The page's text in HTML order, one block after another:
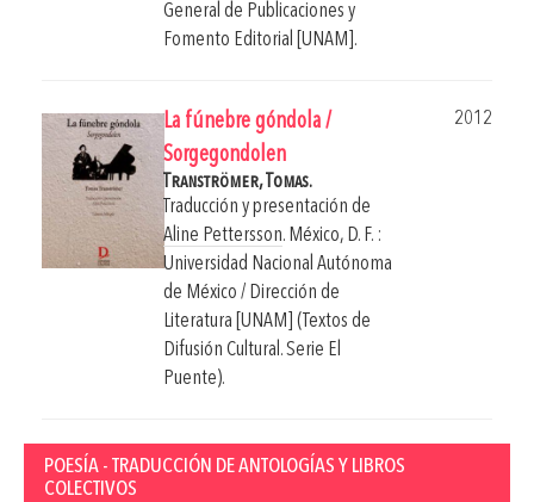
General de Publicaciones y
Fomento Editorial [UNAM].
La fúnebre góndola /
Sorgegondolen
2012
Tranströmer, Tomas.
Traducción y presentación de
Aline Pettersson. México, D. F. :
Universidad Nacional Autónoma
de México / Dirección de
Literatura [UNAM] (Textos de
Difusión Cultural. Serie El
Puente).
POESÍA - TRADUCCIÓN DE ANTOLOGÍAS Y LIBROS
COLECTIVOS